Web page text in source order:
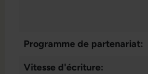
Programme de partenariat:
Vitesse d'écriture: